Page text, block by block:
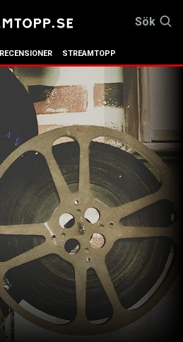
Sök
RECENSIONER STREAMTOPP